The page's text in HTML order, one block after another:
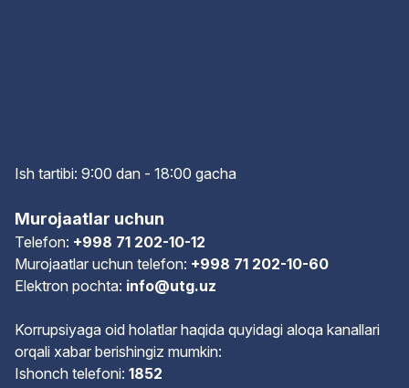
Ish tartibi: 9:00 dan - 18:00 gacha
Murojaatlar uchun
Telefon: +998 71 202-10-12
Murojaatlar uchun telefon: +998 71 202-10-60
Elektron pochta: info@utg.uz
Korrupsiyaga oid holatlar haqida quyidagi aloqa kanallari
orqali xabar berishingiz mumkin:
Ishonch telefoni: 1852